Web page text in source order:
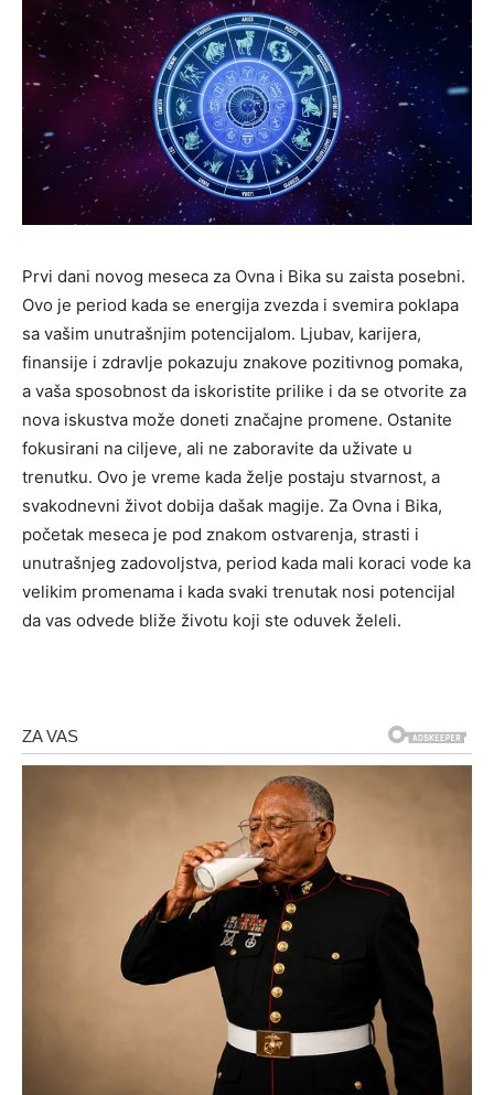
Prvi dani novog meseca za Ovna i Bika su zaista posebni.
Ovo je period kada se energija zvezda i svemira poklapa
sa vašim unutrašnjim potencijalom. Ljubav, karijera,
finansije i zdravlje pokazuju znakove pozitivnog pomaka,
a vaša sposobnost da iskoristite prilike i da se otvorite za
nova iskustva može doneti značajne promene. Ostanite
fokusirani na ciljeve, ali ne zaboravite da uživate u
trenutku. Ovo je vreme kada želje postaju stvarnost, a
svakodnevni život dobija dašak magije. Za Ovna i Bika,
početak meseca je pod znakom ostvarenja, strasti i
unutrašnjeg zadovoljstva, period kada mali koraci vode ka
velikim promenama i kada svaki trenutak nosi potencijal
da vas odvede bliže životu koji ste oduvek želeli.